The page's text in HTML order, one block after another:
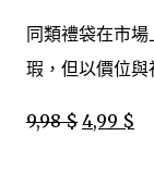
同類禮袋在市
瑕，但以價位與
9,98 $ 4,99 $